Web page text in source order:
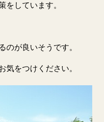
をしています。
のが良いそうです。
気をつけください。